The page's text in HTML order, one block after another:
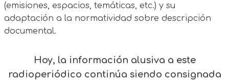
(emisiones, espacios, temáticas, etc.) y su
adaptación a la normatividad sobre descripción
documental.
Hoy, la información alusiva a este
radioperiódico continúa siendo consignada